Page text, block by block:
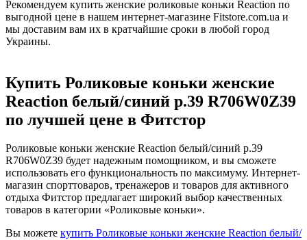
Рекомендуем купить женские роликовые коньки Reaction по
выгодной цене в нашем интернет-магазине Fitstore.com.ua и
мы доставим вам их в кратчайшие сроки в любой город
Украины.
Купить Роликовые коньки женские
Reaction белый/синий р.39 R706W0Z39
по лучшей цене в Фитстор
Роликовые коньки женские Reaction белый/синий р.39
R706W0Z39 будет надежным помощником, и вы сможете
использовать его функциональность по максимуму. Интернет-
магазин спорттоваров, тренажеров и товаров для активного
отдыха Фитстор предлагает широкий выбор качественных
товаров в категории «Роликовые коньки».
Вы можете купить Роликовые коньки женские Reaction белый/